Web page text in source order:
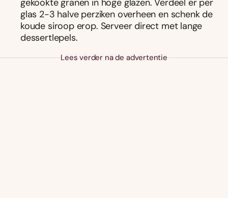
gekookte granen in hoge glazen. Verdeel er per
glas 2-3 halve perziken overheen en schenk de
koude siroop erop. Serveer direct met lange
dessertlepels.
Lees verder na de advertentie